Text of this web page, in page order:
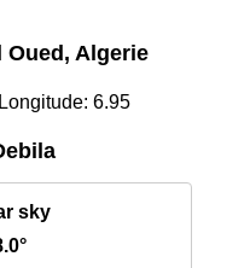
Oued, Algerie
6.95
sky